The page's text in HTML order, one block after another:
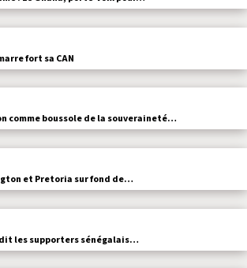
fort sa CAN
comme boussole de la souveraineté…
et Pretoria sur fond de…
les supporters sénégalais…